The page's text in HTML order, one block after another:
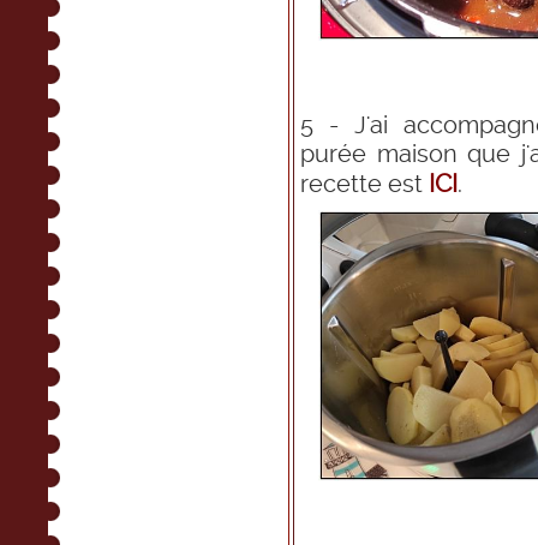
5 - J'ai
purée maison que
recette est ICI.